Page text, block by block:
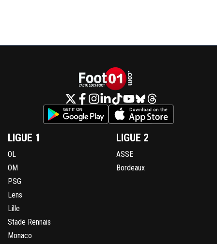
LIGUE 1
OL
OM
PSG
Lens
Lille
Stade Rennais
Monaco
LIGUE 2
ASSE
Bordeaux